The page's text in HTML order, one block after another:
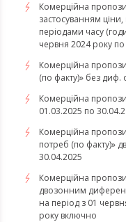
Комерційна
застосуванням
періодами часу
червня 2024 року
Комерційна
(по факту)» без диф.
Комерційна
01.03.2025 по
Комерційна
потреб (по факту)»
30.04.2025
Комерційна
двозонним
на період з 01
року включно